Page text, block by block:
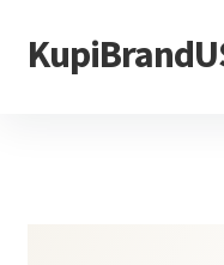
Перейти
к
Перейти
к